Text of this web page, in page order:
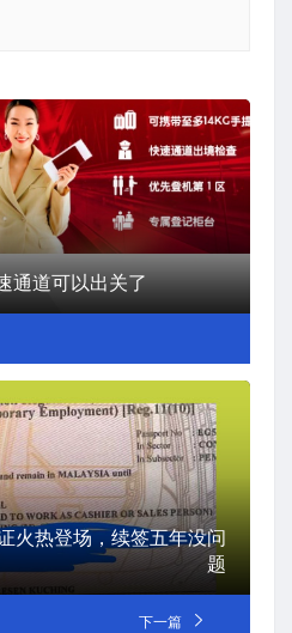
通道可以出关了
火热登场，续签五年没问
题
下一篇